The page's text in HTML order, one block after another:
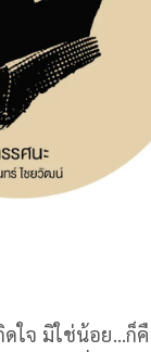
ใจ มิใช่น้อย...ก็